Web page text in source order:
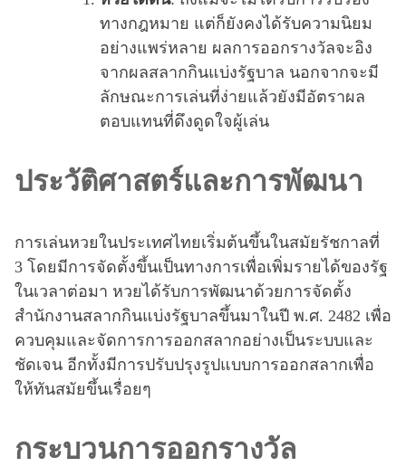
ทางกฎหมาย แต่ก็ยังคงได้รับความนิยม
อย่างแพร่หลาย ผลการออกรางวัลจะอิง
จากผลสลากกินแบ่งรัฐบาล นอกจากจะมี
ลักษณะการเล่นที่ง่ายแล้วยังมีอัตราผล
ตอบแทนที่ดึงดูดใจผู้เล่น
ประวัติศาสตร์และการพัฒนา
การเล่นหวยในประเทศไทยเริ่มต้นขึ้นในสมัยรัชกาลที่
3 โดยมีการจัดตั้งขึ้นเป็นทางการเพื่อเพิ่มรายได้ของรัฐ
ในเวลาต่อมา หวยได้รับการพัฒนาด้วยการจัดตั้ง
สำนักงานสลากกินแบ่งรัฐบาลขึ้นมาในปี พ.ศ. 2482 เพื่อ
ควบคุมและจัดการการออกสลากอย่างเป็นระบบและ
ชัดเจน อีกทั้งมีการปรับปรุงรูปแบบการออกสลากเพื่อ
ให้ทันสมัยขึ้นเรื่อยๆ
กระบวนการออกรางวัล